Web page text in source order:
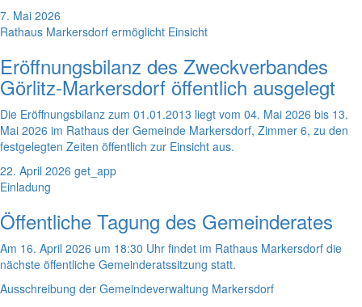
7. Mai 2026
Rathaus Markersdorf ermöglicht Einsicht
Eröffnungsbilanz des Zweckverbandes
Görlitz-Markersdorf öffentlich ausgelegt
Die Eröffnungsbilanz zum 01.01.2013 liegt vom 04. Mai 2026 bis 13.
Mai 2026 im Rathaus der Gemeinde Markersdorf, Zimmer 6, zu den
festgelegten Zeiten öffentlich zur Einsicht aus.
22. April 2026 get_app
Einladung
Öffentliche Tagung des Gemeinderates
Am 16. April 2026 um 18:30 Uhr findet im Rathaus Markersdorf die
nächste öffentliche Gemeinderatssitzung statt.
Ausschreibung der Gemeindeverwaltung Markersdorf